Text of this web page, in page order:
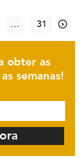
… 31
obter as
semanas!